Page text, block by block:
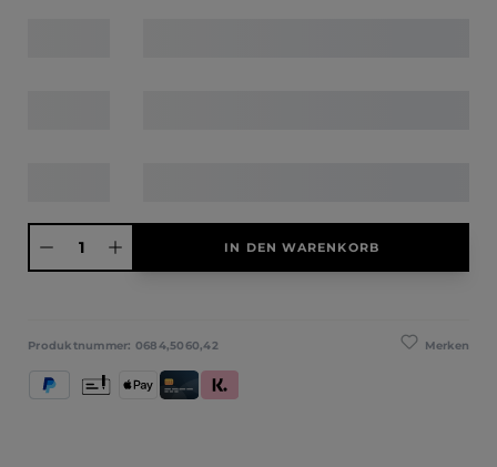
IN DEN WARENKORB
Merken
Produktnummer: 0684,5060,42
PayPal Apple PayKredit- und Debitkarte
Klarna (Rechnung / Ratenkauf / Sofort)
Vorkasse